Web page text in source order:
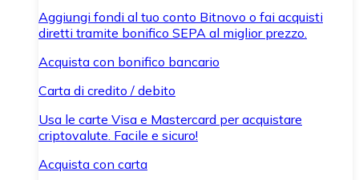
Aggiungi fondi al tuo conto Bitnovo o fai acquisti
diretti tramite bonifico SEPA al miglior prezzo.
Acquista con bonifico bancario
Carta di credito / debito
Usa le carte Visa e Mastercard per acquistare
criptovalute. Facile e sicuro!
Acquista con carta